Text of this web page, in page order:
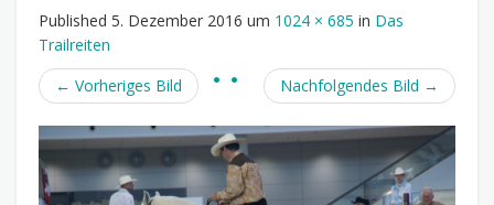
Published 5. Dezember 2016 um 1024 × 685 in Das
Trailreiten
← Vorheriges Bild Nachfolgendes Bild →